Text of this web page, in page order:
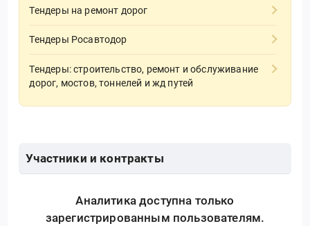
Тендеры на ремонт дорог
Тендеры Росавтодор
Тендеры: строительство, ремонт и обслуживание
дорог, мостов, тоннелей и жд путей
Участники и контракты
Аналитика доступна только
зарегистрированным пользователям.